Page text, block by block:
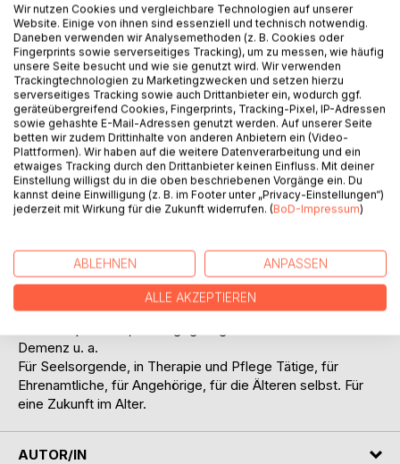
Titel bewerten
BESCHREIBUNG
Im Alter frei zu werden klingt widersprüchlich. Gerade das
Älter- und Altwerden ist von zunehmenden
Altenheim-seelsorger, legt hier befreiende Einsichten und
Impulse zur Gestaltung dieses Lebensabschnitts vor: als
Umgang mit der Zeit, als Entdeckung von Kräften (z. B. der
Resilienz), auch als Herausführung von Abgründen wie der
Demenz u. a.
Für Seelsorgende, in Therapie und Pflege Tätige, für
Ehrenamtliche, für Angehörige, für die Älteren selbst. Für
eine Zukunft im Alter.
AUTOR/IN
Wir nutzen Cookies und vergleichbare Technologien auf unserer
Website. Einige von ihnen sind essenziell und technisch notwendig.
Daneben verwenden wir Analysemethoden (z. B. Cookies oder
Fingerprints sowie serverseitiges Tracking), um zu messen, wie häufig
unsere Seite besucht und wie sie genutzt wird. Wir verwenden
Trackingtechnologien zu Marketingzwecken und setzen hierzu
serverseitiges Tracking sowie auch Drittanbieter ein, wodurch ggf.
geräteübergreifend Cookies, Fingerprints, Tracking-Pixel, IP-Adressen
sowie gehashte E-Mail-Adressen genutzt werden. Auf unserer Seite
betten wir zudem Drittinhalte von anderen Anbietern ein (Video-
Plattformen). Wir haben auf die weitere Datenverarbeitung und ein
etwaiges Tracking durch den Drittanbieter keinen Einfluss. Mit deiner
Einstellung willigst du in die oben beschriebenen Vorgänge ein. Du
kannst deine Einwilligung (z. B. im Footer unter „Privacy-Einstellungen“)
jederzeit mit Wirkung für die Zukunft widerrufen. (BoD-Impressum)
ABLEHNEN ANPASSEN
ALLE AKZEPTIEREN